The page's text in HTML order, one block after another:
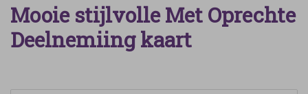
Mooie stijlvolle Met Oprechte
Deelnemiing kaart